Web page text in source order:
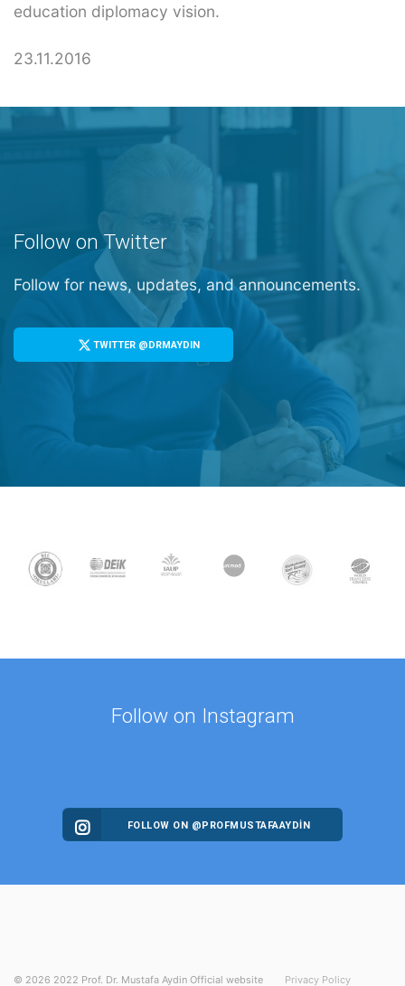
education diplomacy vision.
23.11.2016
Follow on Twitter
Follow for news, updates, and announcements.
TWITTER @DRMAYDIN
Follow on Instagram
FOLLOW ON @PROFMUSTAFAAYDIN
© 2026 2022 Prof. Dr. Mustafa Aydin Official website Privacy Policy